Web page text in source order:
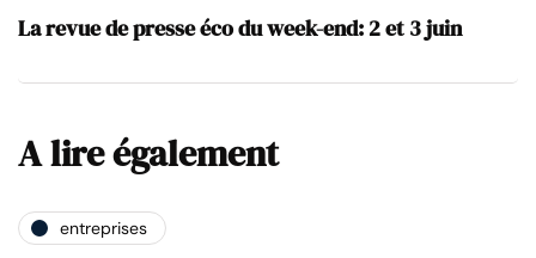
La revue de presse éco du week-end: 2 et 3 juin
A lire également
entreprises